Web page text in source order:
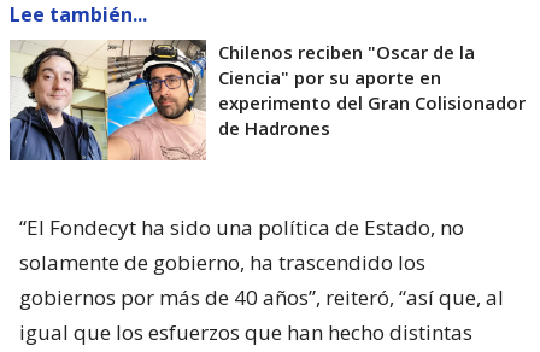
Lee también...
Chilenos reciben "Oscar de la
Ciencia" por su aporte en
experimento del Gran Colisionador
de Hadrones
“El Fondecyt ha sido una política de Estado, no
solamente de gobierno, ha trascendido los
gobiernos por más de 40 años”, reiteró, “así que, al
igual que los esfuerzos que han hecho distintas